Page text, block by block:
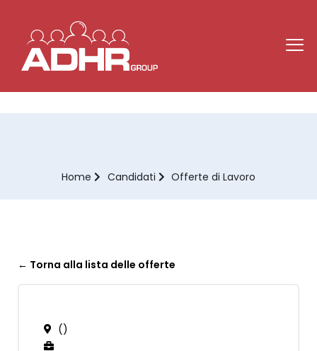
Home Candidati Offerte di Lavoro
← Torna alla lista delle offerte
()